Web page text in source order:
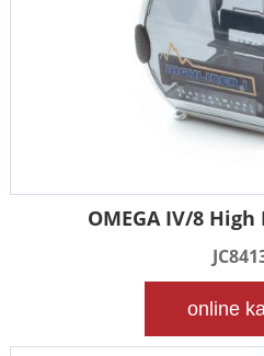
OMEGA IV/8 High
online